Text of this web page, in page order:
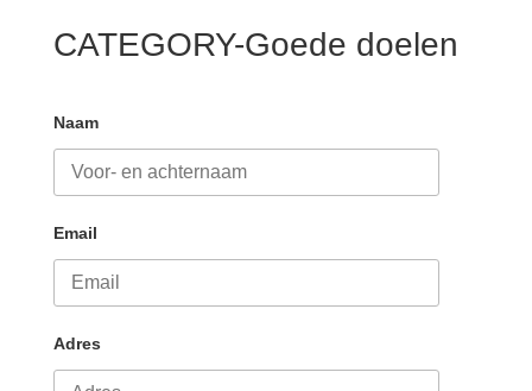
CATEGORY-Goede doelen
Naam
Email
Adres